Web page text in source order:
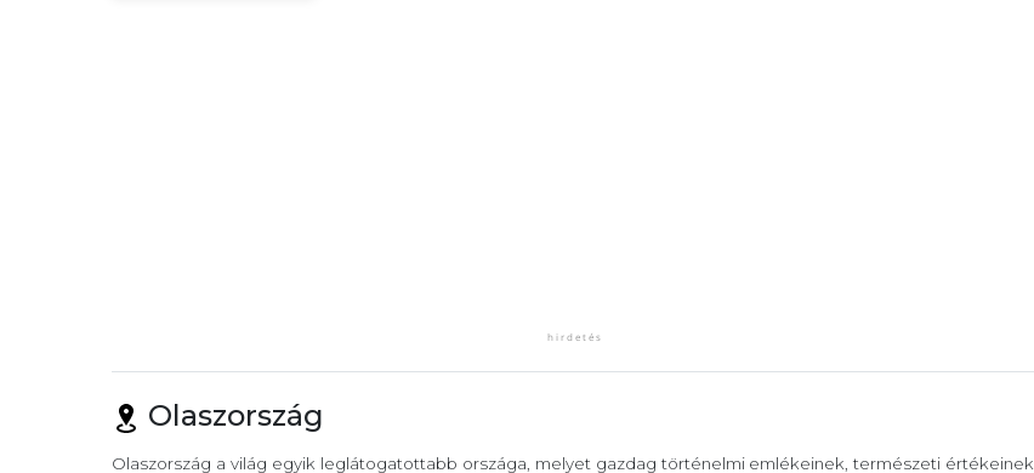
Olaszország
Olaszország a világ egyik leglátogatottabb országa, melyet gazdag történelmi emlékeinek, természeti értékeinek,